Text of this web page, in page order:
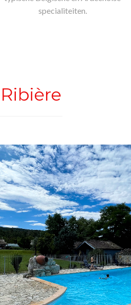
specialiteiten.